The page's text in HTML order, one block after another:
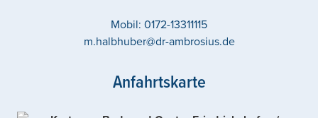
Mobil: 0172-13311115
m.halbhuber@dr-ambrosius.de
Anfahrtskarte